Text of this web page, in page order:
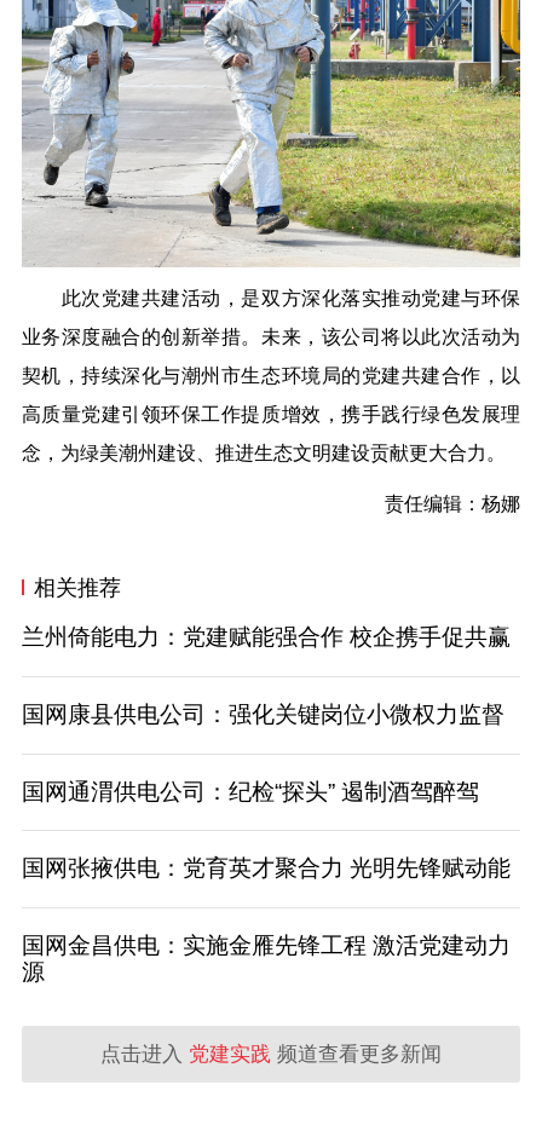
此次党建共建活动，是双方深化落实推动党建与环保
业务深度融合的创新举措。未来，该公司将以此次活动为
契机，持续深化与潮州市生态环境局的党建共建合作，以
高质量党建引领环保工作提质增效，携手践行绿色发展理
念，为绿美潮州建设、推进生态文明建设贡献更大合力。
责任编辑：杨娜
相关推荐
兰州倚能电力：党建赋能强合作 校企携手促共赢
国网康县供电公司：强化关键岗位小微权力监督
国网通渭供电公司：纪检“探头” 遏制酒驾醉驾
国网张掖供电：党育英才聚合力 光明先锋赋动能
国网金昌供电：实施金雁先锋工程 激活党建动力
源
点击进入 党建实践 频道查看更多新闻